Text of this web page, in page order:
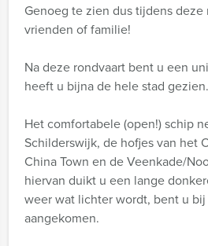
Genoeg te zien dus tijdens deze
vrienden of familie!
Na deze rondvaart bent u een
heeft u bijna de hele stad gezien.
Het comfortabele (open!) schip
Schilderswijk, de hofjes van het
China Town en de Veenkade/
hiervan duikt u een lange
weer wat lichter wordt, bent u
aangekomen.